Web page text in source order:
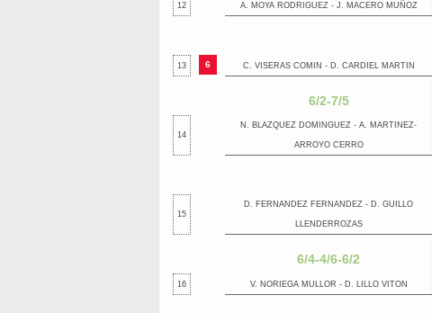
12 A. MOYA RODRIGUEZ - J. MACERO MUÑOZ
13 6 C. VISERAS COMIN - D. CARDIEL MARTIN
6/2-7/5
14
N. BLAZQUEZ DOMINGUEZ - A. MARTINEZ-
ARROYO CERRO
15
D. FERNANDEZ FERNANDEZ - D. GUILLO
LLENDERROZAS
6/4-4/6-6/2
16 V. NORIEGA MULLOR - D. LILLO VITON